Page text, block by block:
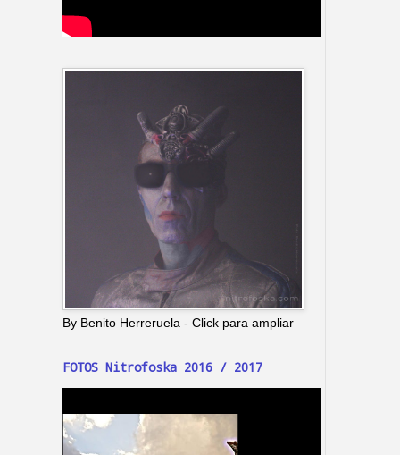
By Benito Herreruela - Click para ampliar
FOTOS Nitrofoska 2016 / 2017